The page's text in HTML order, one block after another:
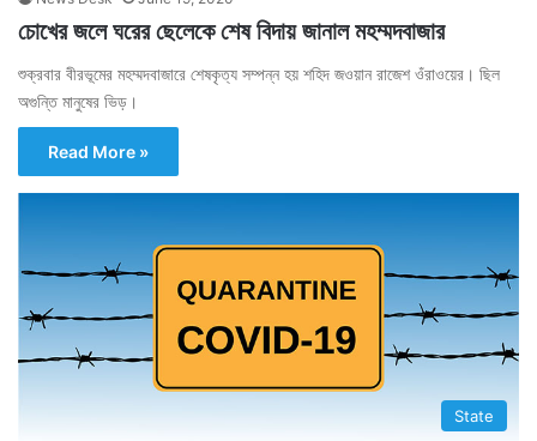
চোখের জলে ঘরের ছেলেকে শেষ বিদায় জানাল মহম্মদবাজার
শুক্রবার বীরভূমের মহম্মদবাজারে শেষকৃত্য সম্পন্ন হয় শহিদ জওয়ান রাজেশ ওঁরাওয়ের। ছিল
অগুন্তি মানুষের ভিড়।
Read More »
State